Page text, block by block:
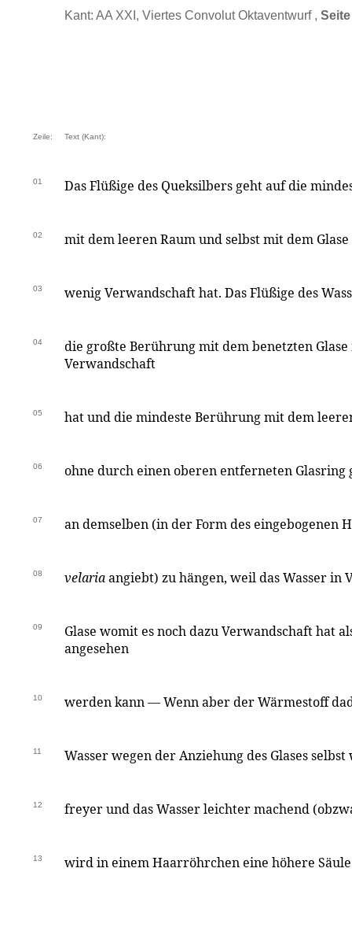
Kant: AA XXI, Viertes Convolut Oktaventwurf ,
Zeile: Text (Kant):
01 Das Flüßige des Queksilbers geht auf die
02 mit dem leeren Raum und selbst mit dem
03 wenig Verwandschaft hat. Das Flüßige des
04
die großte Berührung mit dem benetzten
Verwandschaft
05 hat und die mindeste Berührung mit dem
06 ohne durch einen oberen entferneten Glasring
07 an demselben (in der Form des eingebogenen
08 velariaangiebt) zu hängen, weil das Wasser in
09
Glase womit es noch dazu Verwandschaft hat
angesehen
10 werden kann — Wenn aber der Wärmestoff
11 Wasser wegen der Anziehung des Glases
12 freyer und das Wasser leichter machend
13 wird in einem Haarröhrchen eine höhere